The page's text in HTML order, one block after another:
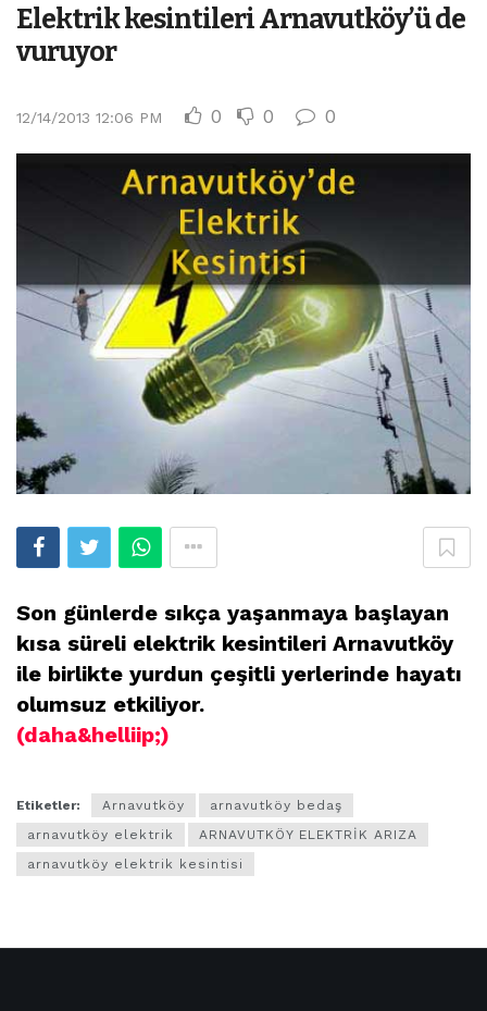
Elektrik kesintileri Arnavutköy’ü de
vuruyor
12/14/2013 12:06 PM 0 0 0
Son günlerde sıkça yaşanmaya başlayan
kısa süreli elektrik kesintileri Arnavutköy
ile birlikte yurdun çeşitli yerlerinde hayatı
olumsuz etkiliyor.
(daha&helliip;)
Etiketler: Arnavutköy
arnavutköy bedaş
arnavutköy elektrik
ARNAVUTKÖY ELEKTRİK ARIZA
arnavutköy elektrik kesintisi